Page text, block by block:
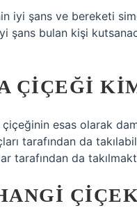
iyi şans ve bereketi
şans bulan kişi
ÇIÇEĞI
esas olarak
tarafından da
tarafından da